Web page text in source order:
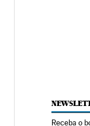
Receba o